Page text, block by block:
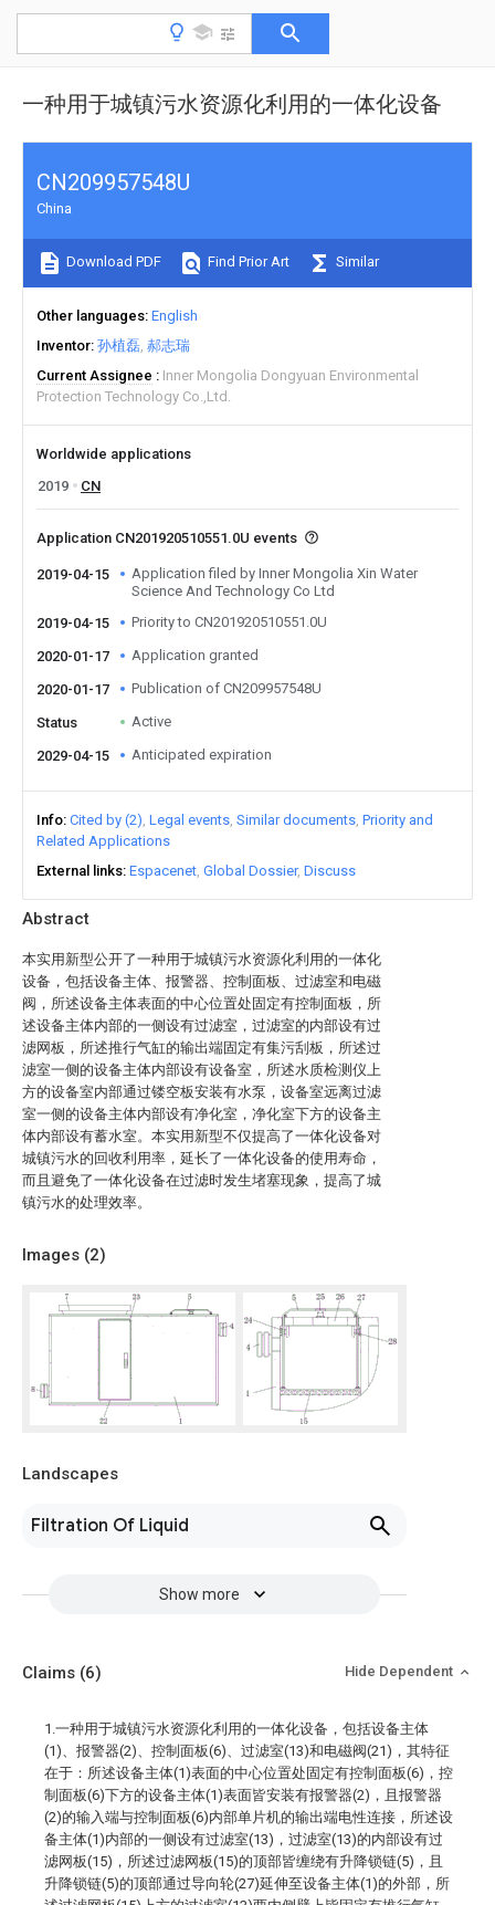
一种用于城镇污水资源化利用的一体化设备
Abstract
本实用新型公开了一种用于城镇污水资源化利用的一体化
设备，包括设备主体、报警器、控制面板、过滤室和电磁
阀，所述设备主体表面的中心位置处固定有控制面板，所
述设备主体内部的一侧设有过滤室，过滤室的内部设有过
滤网板，所述推行气缸的输出端固定有集污刮板，所述过
滤室一侧的设备主体内部设有设备室，所述水质检测仪上
方的设备室内部通过镂空板安装有水泵，设备室远离过滤
室一侧的设备主体内部设有净化室，净化室下方的设备主
体内部设有蓄水室。本实用新型不仅提高了一体化设备对
城镇污水的回收利用率，延长了一体化设备的使用寿命，
而且避免了一体化设备在过滤时发生堵塞现象，提高了城
镇污水的处理效率。
Images (2)
Landscapes
Filtration Of Liquid
Show more
CN209957548U
China
Download PDF Find Prior Art Similar
Other languages English
Inventor 孙植磊 郝志瑞
Current Assignee
Inner Mongolia Dongyuan Environmental
Protection Technology Co.,Ltd.
Worldwide applications
2019
CN
Application CN201920510551.0U events
2019-04-15
Application filed by Inner Mongolia Xin Water
Science And Technology Co Ltd
2019-04-15
Priority to CN201920510551.0U
2020-01-17 Application granted
2020-01-17 Publication of CN209957548U
Status Active
2029-04-15 Anticipated expiration
Info Cited by (2) Legal events Similar documents Priority and
Related Applications
External links Espacenet Global Dossier Discuss
Claims (6) Hide Dependent
1.一种用于城镇污水资源化利用的一体化设备，包括设备主体
(1)、报警器(2)、控制面板(6)、过滤室(13)和电磁阀(21)，其特征
在于：所述设备主体(1)表面的中心位置处固定有控制面板(6)，控
制面板(6)下方的设备主体(1)表面皆安装有报警器(2)，且报警器
(2)的输入端与控制面板(6)内部单片机的输出端电性连接，所述设
备主体(1)内部的一侧设有过滤室(13)，过滤室(13)的内部设有过
滤网板(15)，所述过滤网板(15)的顶部皆缠绕有升降锁链(5)，且
升降锁链(5)的顶部通过导向轮(27)延伸至设备主体(1)的外部，所